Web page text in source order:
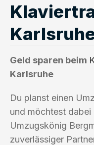
Geld sparen beim
Karlsruhe
Du planst einen
und möchtest dabei
Umzugskönig
zuverlässiger